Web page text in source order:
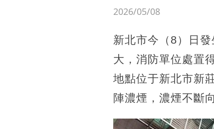
2026/05/08
新北市今（8）日
大，消防單位處置
地點位于新北市新
陣濃煙，濃煙不斷